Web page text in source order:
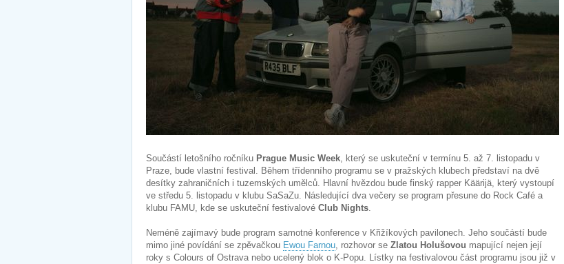
Součástí letošního ročníku Prague Music Week, který se uskuteční v termínu 5. až 7. listopadu v
Praze, bude vlastní festival. Během třídenního programu se v pražských klubech představí na dvě
desítky zahraničních i tuzemských umělců. Hlavní hvězdou bude finský rapper Käärijä, který vystoupí
ve středu 5. listopadu v klubu SaSaZu. Následující dva večery se program přesune do Rock Café a
klubu FAMU, kde se uskuteční festivalové Club Nights.
Neméně zajímavý bude program samotné konference v Křižíkových pavilonech. Jeho součástí bude
mimo jiné povídání se zpěvačkou Ewou Farnou, rozhovor se Zlatou Holušovou mapující nejen její
roky s Colours of Ostrava nebo ucelený blok o K-Popu. Lístky na festivalovou část programu jsou již v